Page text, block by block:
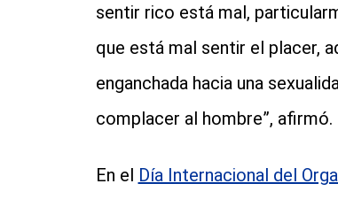
sentir rico está mal,
que está mal sentir el placer,
enganchada hacia una
complacer al hombre”, afirmó.
En el Día Internacional del